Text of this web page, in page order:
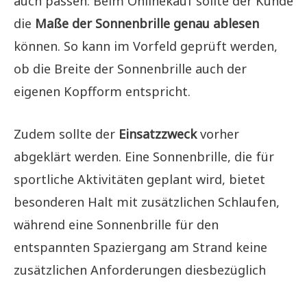
die Maße der Sonnenbrille genau ablesen
können. So kann im Vorfeld geprüft werden,
ob die Breite der Sonnenbrille auch der
eigenen Kopfform entspricht.
Zudem sollte der Einsatzzweckvorher
abgeklärt werden. Eine Sonnenbrille, die für
sportliche Aktivitäten geplant wird, bietet
besonderen Halt mit zusätzlichen Schlaufen,
während eine Sonnenbrille für den
entspannten Spaziergang am Strand keine
zusätzlichen Anforderungen diesbezüglich